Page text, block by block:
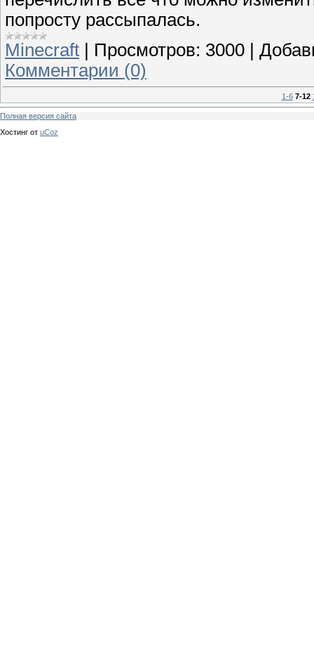
попросту рассыпалась.
Minecraft
Просмотров: 3000
Комментарии (0)
1-6 7-12
Полная версия сайта
Хостинг от uCoz